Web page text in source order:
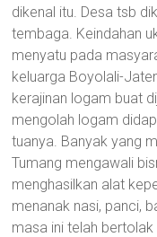
dikenal itu. Desa tsb
tembaga. Keindahan
menyatu pada
keluarga Boyolali-
kerajinan logam buat
mengolah logam
tuanya. Banyak yang
Tumang mengawali
menghasilkan alat
menanak nasi, panci,
masa ini telah